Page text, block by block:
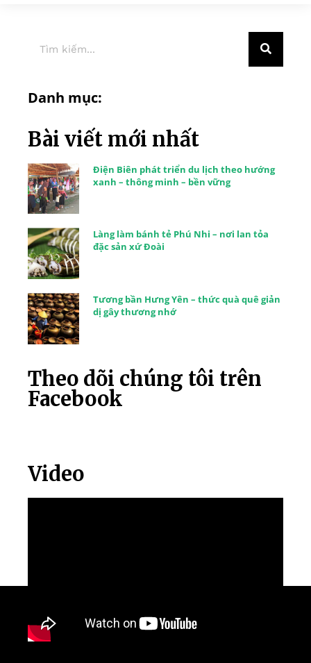
Danh mục:
Bài viết mới nhất
Điện Biên phát triển du lịch theo hướng
xanh – thông minh – bền vững
Làng làm bánh tẻ Phú Nhi – nơi lan tỏa
đặc sản xứ Đoài
Tương bần Hưng Yên – thức quà quê giản
dị gây thương nhớ
Theo dõi chúng tôi trên
Facebook
Video